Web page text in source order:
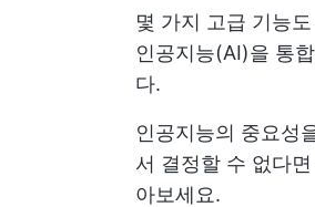
몇 가지 고급 기능
인공지능(AI)을 통
다.
인공지능의 중요성
서 결정할 수 없다
아보세요.